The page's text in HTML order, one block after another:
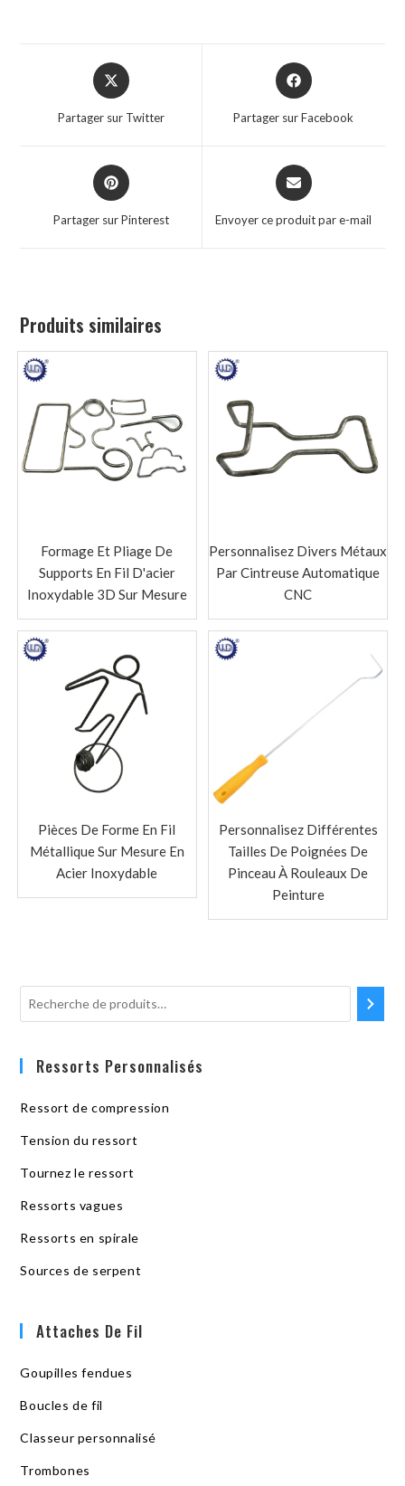
Partager sur Twitter Partager sur Facebook
Partager sur Pinterest Envoyer ce produit par e-mail
Produits similaires
Formage Et Pliage De
Supports En Fil D'acier
Inoxydable 3D Sur Mesure
Personnalisez Divers Métaux
Par Cintreuse Automatique
CNC
Pièces De Forme En Fil
Métallique Sur Mesure En
Acier Inoxydable
Personnalisez Différentes
Tailles De Poignées De
Pinceau À Rouleaux De
Peinture
Ressorts Personnalisés
Ressort de compression
Tension du ressort
Tournez le ressort
Ressorts vagues
Ressorts en spirale
Sources de serpent
Attaches De Fil
Goupilles fendues
Boucles de fil
Classeur personnalisé
Trombones